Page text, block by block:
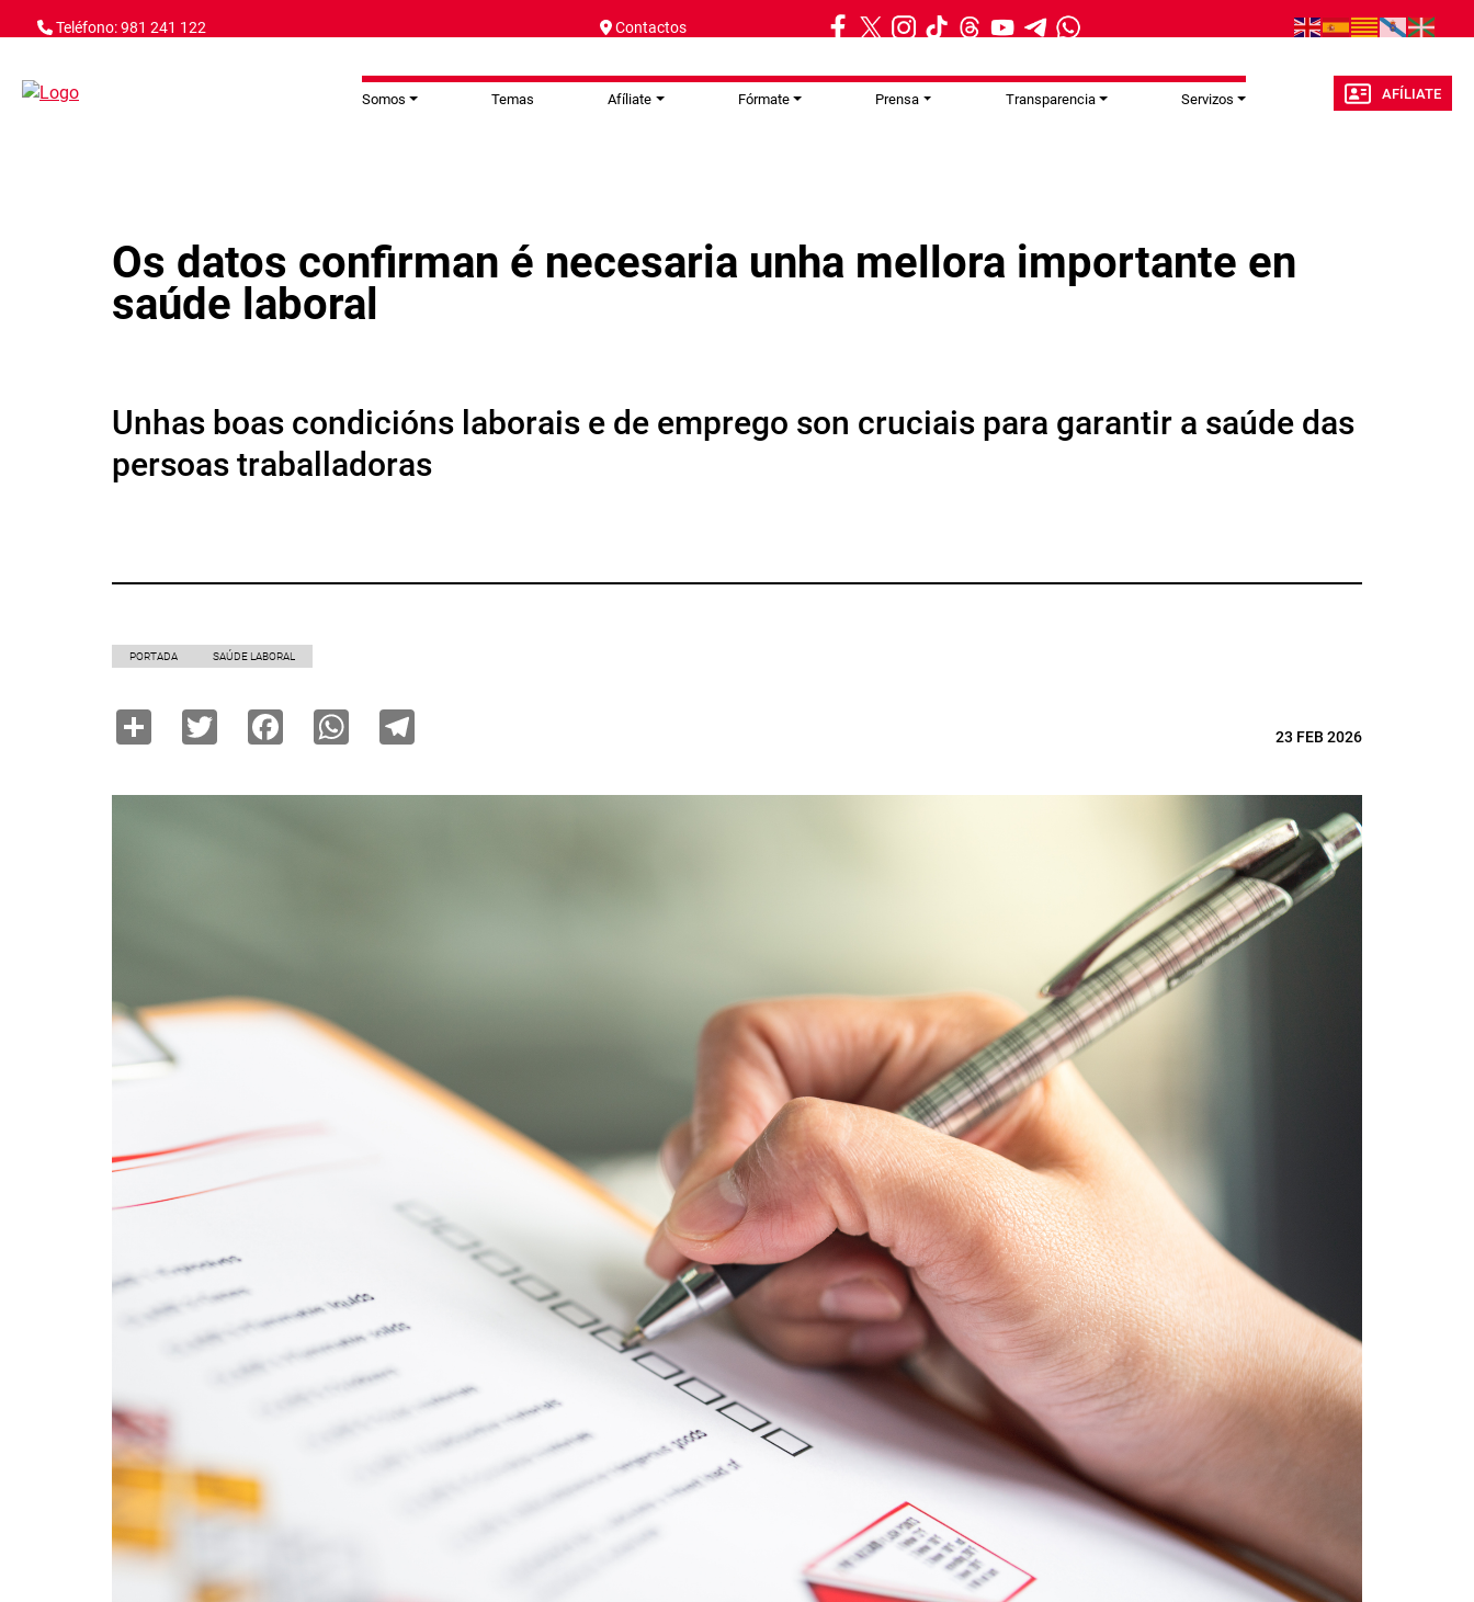
Teléfono: 981 241 122 Contactos
Somos Temas Afíliate Fórmate Prensa Transparencia Servizos AFÍLIATE
Os datos confirman é necesaria unha mellora importante en
saúde laboral
Unhas boas condicións laborais e de emprego son cruciais para garantir a saúde das
persoas traballadoras
PORTADA SAÚDE LABORAL
Share TwitterFacebookWhatsApp 23 FEB 2026